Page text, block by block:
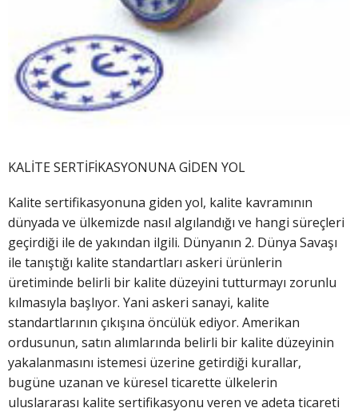
KALİTE SERTİFİKASYONUNA GİDEN YOL
Kalite sertifikasyonuna giden yol, kalite kavramının
dünyada ve ülkemizde nasıl algılandığı ve hangi süreçleri
geçirdiği ile de yakından ilgili. Dünyanın 2. Dünya Savaşı
ile tanıştığı kalite standartları askeri ürünlerin
üretiminde belirli bir kalite düzeyini tutturmayı zorunlu
kılmasıyla başlıyor. Yani askeri sanayi, kalite
standartlarının çıkışına öncülük ediyor. Amerikan
ordusunun, satın alımlarında belirli bir kalite düzeyinin
yakalanmasını istemesi üzerine getirdiği kurallar,
bugüne uzanan ve küresel ticarette ülkelerin
uluslararası kalite sertifikasyonu veren ve adeta ticareti